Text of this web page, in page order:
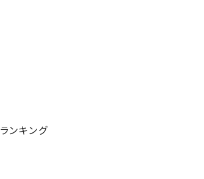
ランキング